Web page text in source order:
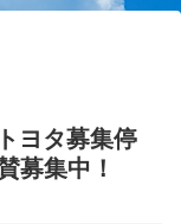
ヨタ募集停
募集中！